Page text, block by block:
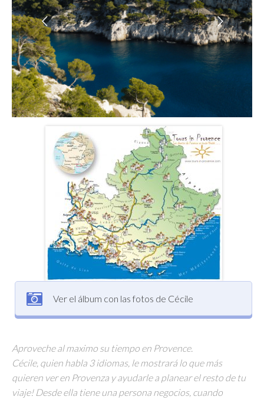
Ver el álbum con las fotos de Cécile
Aproveche al maximo su tiempo en Provence.
Cécile, quien habla 3 idiomas, le mostrará lo que más
quieren ver en Provenza y ayudarle a planear el resto de tu
viaje! Desde ella tiene una persona negocios, cuando